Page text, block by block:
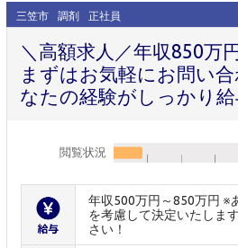
三笠市 調剤 正社員
＼高額求人／年収850万
まずはお気軽にお問い
なたの経験がしっかり給
閲覧状況
年収500万円～850万円 ※
を考慮して決定いたしま
さい！